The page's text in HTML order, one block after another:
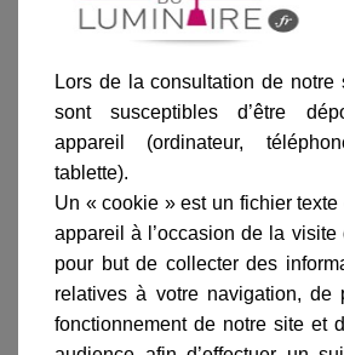
Ajouter au
Informations produit
marque
livraison
gamme complète
Lors de la consultation de notre
sont susceptibles d’être
appareil (ordinateur,
tablette).
Un « cookie » est un fichier
appareil à l’occasion de la visite
pour but de collecter des
relatives à votre navigation, de
fonctionnement de notre site et